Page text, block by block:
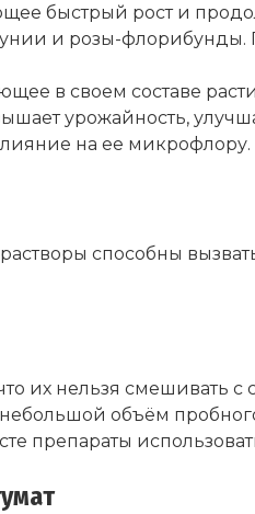
быстрый рост и
и розы-флорибунды.
в своем составе
урожайность,
на ее микрофлору.
способны
их нельзя смешивать с
объём
препараты